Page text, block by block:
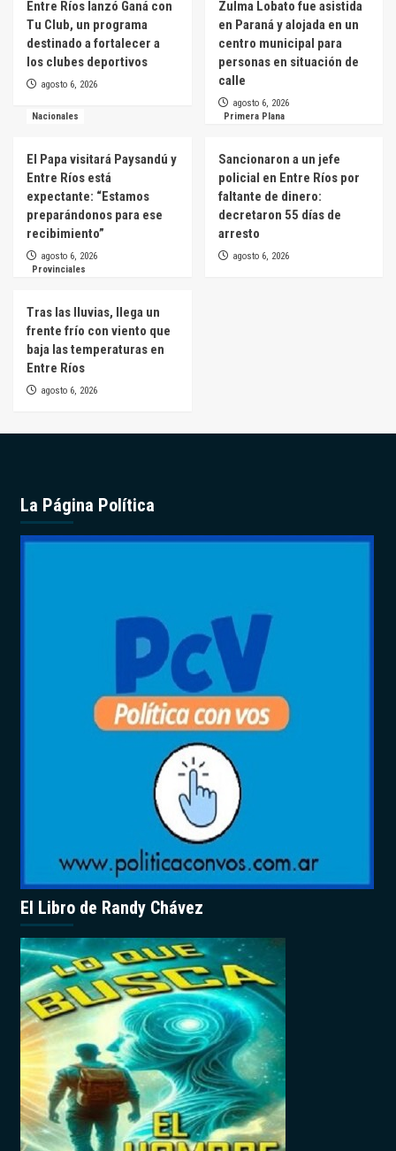
Entre Ríos lanzó Ganá con
Tu Club, un programa
destinado a fortalecer a
los clubes deportivos
agosto 6, 2026
Zulma Lobato fue asistida
en Paraná y alojada en un
centro municipal para
personas en situación de
calle
agosto 6, 2026
Nacionales
El Papa visitará Paysandú y
Entre Ríos está
expectante: “Estamos
preparándonos para ese
recibimiento”
agosto 6, 2026
Primera Plana
Sancionaron a un jefe
policial en Entre Ríos por
faltante de dinero:
decretaron 55 días de
arresto
agosto 6, 2026
Provinciales
Tras las lluvias, llega un
frente frío con viento que
baja las temperaturas en
Entre Ríos
agosto 6, 2026
La Página Política
El Libro de Randy Chávez